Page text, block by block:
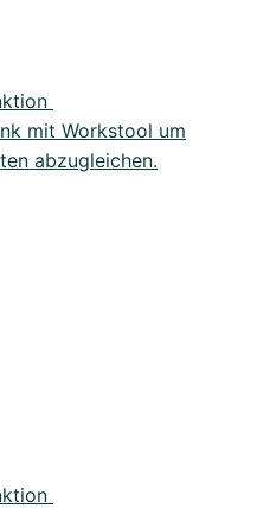
mit Workstool um
abzugleichen.